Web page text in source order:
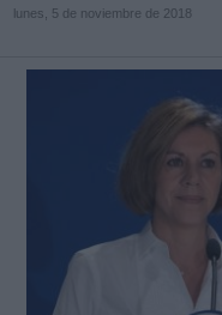
lunes, 5 de noviembre de 2018